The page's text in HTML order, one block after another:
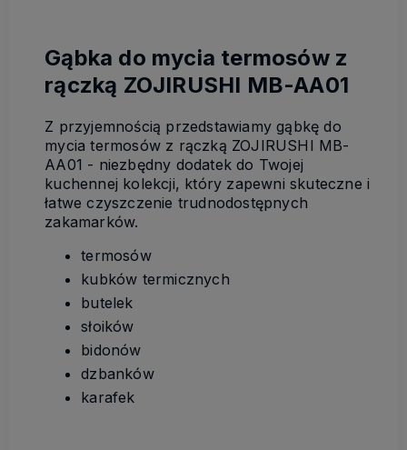
Gąbka do mycia termosów z
rączką ZOJIRUSHI MB-AA01
Z przyjemnością przedstawiamy gąbkę do
mycia termosów z rączką ZOJIRUSHI MB-
AA01 - niezbędny dodatek do Twojej
kuchennej kolekcji, który zapewni skuteczne i
łatwe czyszczenie trudnodostępnych
zakamarków.
termosów
kubków termicznych
butelek
słoików
bidonów
dzbanków
karafek